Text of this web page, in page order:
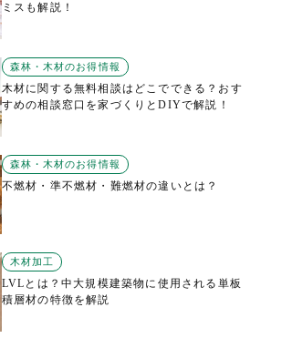
ミスも解説！
森林・木材のお得情報
木材に関する無料相談はどこでできる？おす
すめの相談窓口を家づくりとDIYで解説！
森林・木材のお得情報
不燃材・準不燃材・難燃材の違いとは？
木材加工
LVLとは？中大規模建築物に使用される単板
積層材の特徴を解説